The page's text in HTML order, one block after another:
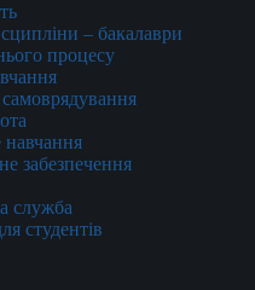
– бакалаври
процесу
навчання
забезпечення
служба
студентів